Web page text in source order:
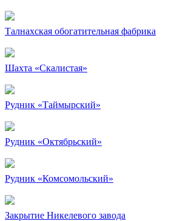
Талнахская обогатительная фабрика
Шахта «Скалистая»
Рудник «Таймырский»
Рудник «Октябрьский»
Рудник «Комсомольский»
Закрытие Никелевого завода